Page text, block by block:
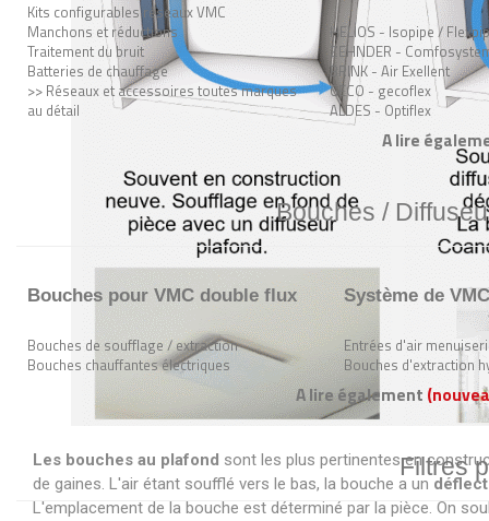
Kits configurables réseaux VMC
Manchons et réductions
Traitement du bruit
Batteries de chauffage
>> Réseaux et accessoires toutes marques
au détail
HELIOS - Isopipe /
ZEHNDER -
BRINK - Air Exellent
GECO - gecoflex
ALDES - Optiflex
A lire
Bouches /
Bouches pour VMC double flux
Bouches de soufflage / extraction
Bouches chauffantes électriques
Système de
Entrées d'air
Bouches d'extraction
A lire également
Filtres
Les bouches au plafond sont les plus pertinentes en
de gaines. L'air étant soufflé vers le bas, la bouche a un
L'emplacement de la bouche est déterminé par la pièce. On